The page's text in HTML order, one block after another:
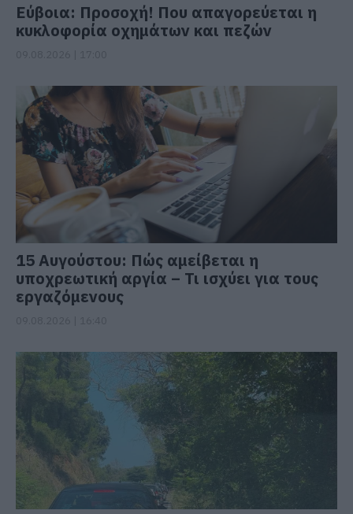
Εύβοια: Προσοχή! Που απαγορεύεται η
κυκλοφορία οχημάτων και πεζών
15 Αυγούστου: Πώς αμείβεται η
υποχρεωτική αργία – Τι ισχύει για τους
εργαζόμενους